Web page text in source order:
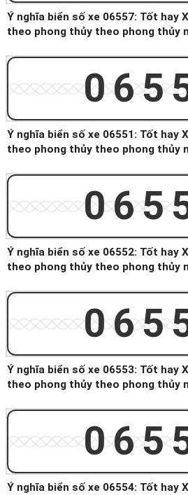
Ý nghĩa biển số xe 06557: Tốt hay
theo phong thủy theo phong thủy
Ý nghĩa biển số xe 06551: Tốt hay
theo phong thủy theo phong thủy
Ý nghĩa biển số xe 06552: Tốt hay
theo phong thủy theo phong thủy
Ý nghĩa biển số xe 06553: Tốt hay
theo phong thủy theo phong thủy
Ý nghĩa biển số xe 06554: Tốt hay